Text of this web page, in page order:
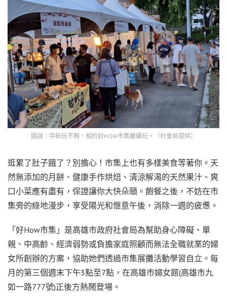
圖說：中秋玩不夠，相約好HOW市集繼續玩。（社會局提供）
逛累了肚子餓了？別擔心！市集上也有多樣美食等著你。天
然無添加的月餅、健康手作烘焙、清涼解渴的天然果汁、爽
口小菜應有盡有，保證讓你大快朵頤。飽餐之後，不妨在市
集旁的綠地漫步，享受陽光和愜意午後，消除一週的疲憊。
「好How市集」是高雄市政府社會局為幫助身心障礙、單
親、中高齡、經濟弱勢或負擔家庭照顧而無法全職就業的婦
女所創辦的方案，協助她們透過市集展攤活動學習自立。每
月的第三個週末下午3點至7點，在高雄市婦女館(高雄市九
如一路777號)正後方熱鬧登場。